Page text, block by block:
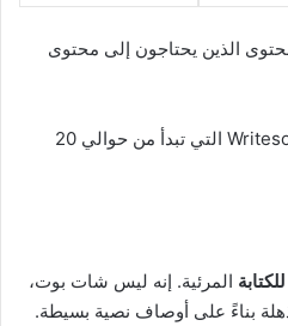
الذين يحتاجون إلى محتوى
يتوفر ضمن خطط Writesonic التي تبدأ من حوالي 20
المرئية. إنه ليس شات بوت،
بناءً على أوصاف نصية بسيطة.